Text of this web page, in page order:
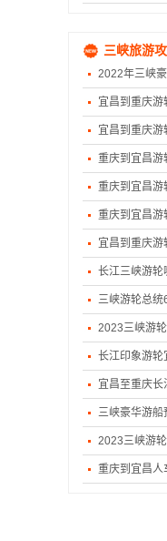
三峡旅游
2022年三峡
宜昌到重庆游
宜昌到重庆游
重庆到宜昌游
重庆到宜昌游
重庆到宜昌游
宜昌到重庆游
长江三峡游轮
三峡游轮总统
2023三峡游
宜昌至重庆
三峡豪华游船
2023三峡游
重庆到宜昌人